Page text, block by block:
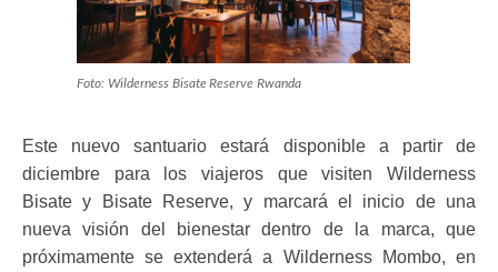
Foto: Wilderness Bisate Reserve Rwanda
Este nuevo santuario estará disponible a partir de
diciembre para los viajeros que visiten Wilderness
Bisate y Bisate Reserve, y marcará el inicio de una
nueva visión del bienestar dentro de la marca, que
próximamente se extenderá a Wilderness Mombo, en